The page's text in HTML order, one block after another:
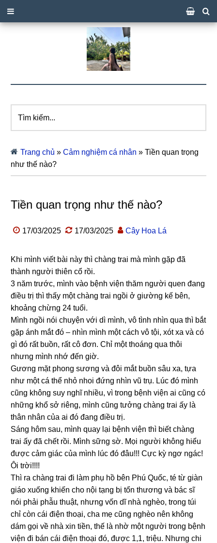
kiếm...
Trang chủ »Cảm nghiệm cá nhân »Tiền quan trọng
như thế nào?
Tiền quan trọng như thế nào?
17/03/2025 17/03/2025 Cây Hoa Lá
Khi mình viết bài này thì chàng trai mà mình gặp đã
thành người thiên cổ rồi.
3 năm trước, mình vào bệnh viện thăm người quen đang
điều trị thì thấy một chàng trai ngồi ở giường kế bên,
khoảng chừng 24 tuổi.
Mình ngồi nói chuyện với dì mình, vô tình nhìn qua thì bắt
gặp ánh mắt đó – nhìn mình một cách vô tội, xót xa và có
gì đó rất buồn, rất cô đơn. Chỉ một thoáng qua thôi
nhưng mình nhớ đến giờ.
Gương mặt phong sương và đôi mắt buồn sâu xa, tựa
như một cá thể nhỏ nhoi đứng nhìn vũ trụ. Lúc đó mình
cũng không suy nghĩ nhiều, vì trong bệnh viện ai cũng có
những khổ sở riêng, mình cũng tưởng chàng trai ấy là
thân nhân của ai đó đang điều trị.
Sáng hôm sau, mình quay lại bệnh viện thì biết chàng
trai ấy đã chết rồi. Mình sững sờ. Mọi người không hiểu
được cảm giác của mình lúc đó đâu!!! Cực kỳ ngơ ngác!
Ôi trời!!!!
Thì ra chàng trai đi làm phụ hồ bên Phú Quốc, té từ giàn
giáo xuống khiến cho nội tạng bị tổn thương và bác sĩ
nói phải phẫu thuật, nhưng vốn dĩ nhà nghèo, trong túi
chỉ còn cái điện thoại, cha mẹ cũng nghèo nên không
dám gọi về nhà xin tiền, thế là nhờ một người trong bệnh
viện đi bán cái điện thoại đó, được 1,1, triệu. Nhưng chi